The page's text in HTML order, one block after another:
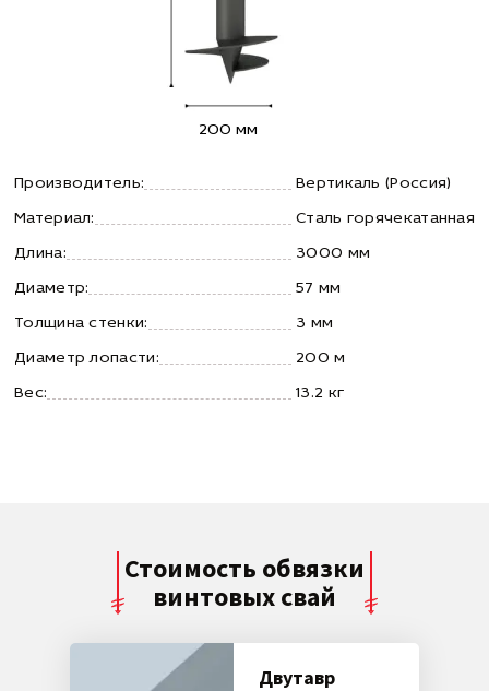
200 мм
Производитель: Вертикаль (Россия)
Материал: Сталь горячекатанная
Длина: 3000 мм
Диаметр: 57 мм
Толщина стенки: 3 мм
Диаметр лопасти: 200 м
Вес: 13.2 кг
Стоимость обвязки
винтовых свай
Двутавр